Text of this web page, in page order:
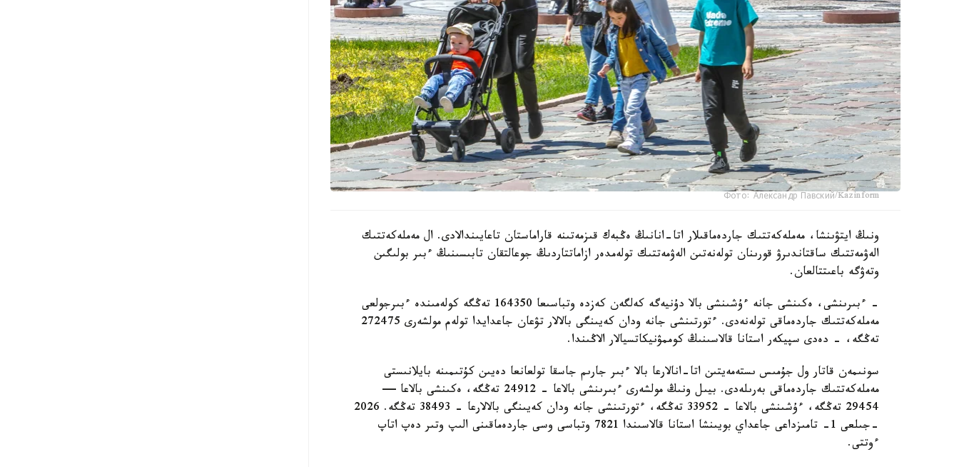
Фото: Александр Павский/Kazinform
ونىڭ ايتۋىنشا، مەملەكەتتىك جاردەماقىلار اتا-انانىڭ ەڭبەك قىزمەتىنە قاراماستان تاعايىندالادى. ال مەملەكەتتىك
الەۋمەتتىك ساقتاندىرۋ قورىنان تولەنەتىن الەۋمەتتىك تولەمدەر ازاماتتاردىڭ جوعالتقان تابىسىنىڭ ءبىر بولىگىن
وتەۋگە باعىتتالعان.
- ءبىرىنشى، ەكىنشى جانە ءۇشىنشى بالا دۇنيەگە كەلگەن كەزدە وتباسىعا 164350 تەڭگە كولەمىندە ءبىرجولعى
مەملەكەتتىك جاردەماقى تولەنەدى. ءتورتىنشى جانە ودان كەيىنگى بالالار تۋعان جاعدايدا تولەم مولشەرى 272475
تەڭگە، - دەدى سپيكەر استانا قالاسىنىڭ كوممۋنيكاتسيالار الاڭىندا.
سونىمەن قاتار ول جۇمىس ىستەمەيتىن اتا-انالارعا بالا ءبىر جارىم جاسقا تولعانعا دەيىن كۇتىمىنە بايلانىستى
مەملەكەتتىك جاردەماقى بەرىلەدى. بيىل ونىڭ مولشەرى ءبىرىنشى بالاعا - 24912 تەڭگە، ەكىنشى بالاعا —
29454 تەڭگە، ءۇشىنشى بالاعا - 33952 تەڭگە، ءتورتىنشى جانە ودان كەيىنگى بالالارعا - 38493 تەڭگە. 2026
-جىلعى 1- تامىزداعى جاعداي بويىنشا استانا قالاسىندا 7821 وتباسى وسى جاردەماقىنى الىپ وتىر دەپ اتاپ
ءوتتى.